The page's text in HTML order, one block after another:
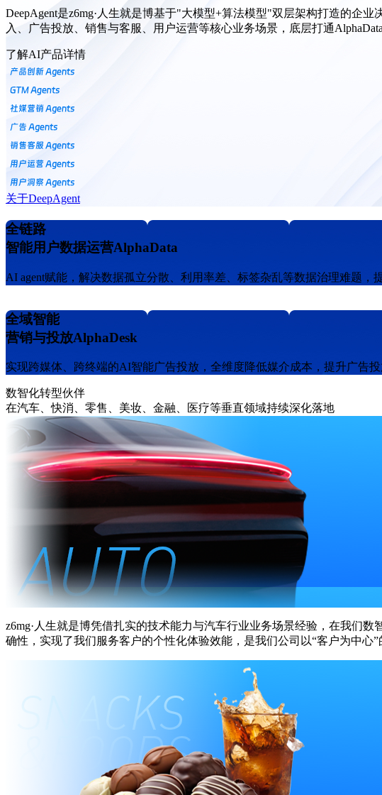
DeepAgent是z6mg·人生就是博基于"大模型+算法模型"双层架构打造的企业
入、广告投放、销售与客服、用户运营等核心业务场景，底层打通
了解AI产品详情
关于DeepAgent
全链路
智能用户数据运营AlphaData
AI agent赋能，解决数据孤立分散、利用率差、标签杂乱等数据治理难题
全域智能
营销与投放AlphaDesk
实现跨媒体、跨终端的AI智能广告投放，全维度降低媒介成本，提升广告
数智化转型伙伴
在汽车、快消、零售、美妆、金融、医疗等垂直领域持续深化落地
z6mg·人生就是博凭借扎实的技术能力与汽车行业业务场景经验，在我们数智
确性，实现了我们服务客户的个性化体验效能，是我们公司以“客户为中